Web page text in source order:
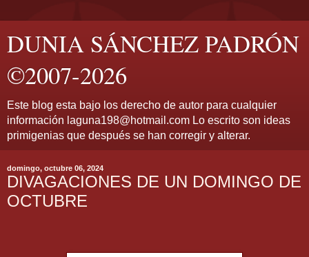
DUNIA SÁNCHEZ PADRÓN
©2007-2026
Este blog esta bajo los derecho de autor para cualquier
información laguna198@hotmail.com Lo escrito son ideas
primigenias que después se han corregir y alterar.
domingo, octubre 06, 2024
DIVAGACIONES DE UN DOMINGO DE
OCTUBRE